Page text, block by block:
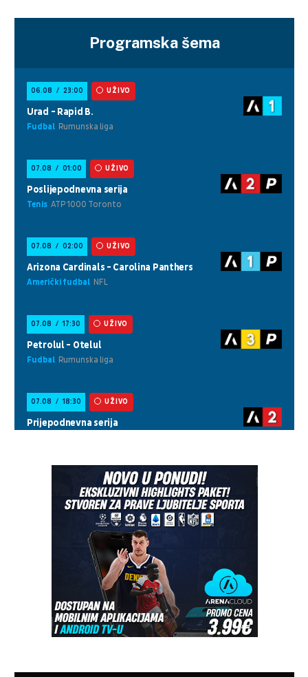
Programska šema